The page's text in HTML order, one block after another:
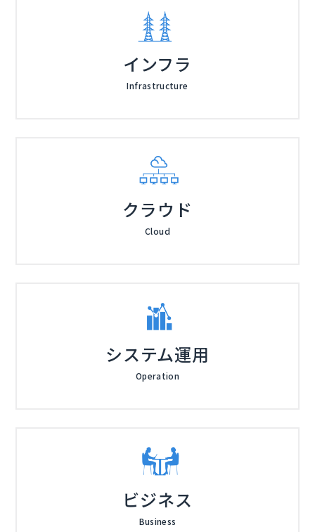
インフラ
Infrastructure
クラウド
Cloud
システム運用
Operation
ビジネス
Business